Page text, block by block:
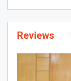
Reviews